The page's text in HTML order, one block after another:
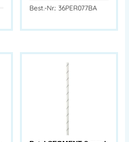
Best.-Nr.: 36PER077BA